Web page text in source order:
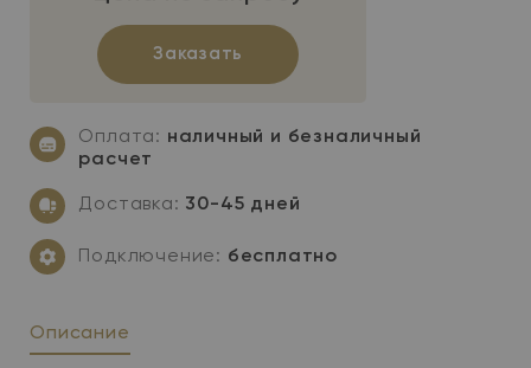
Заказать
Оплата: наличный и безналичный
расчет
Доставка: 30-45 дней
Подключение: бесплатно
Описание